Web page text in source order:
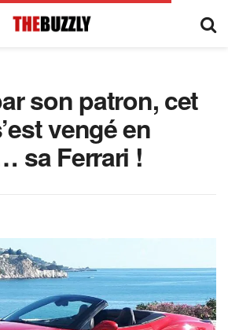
son patron, cet
vengé en
sa Ferrari !